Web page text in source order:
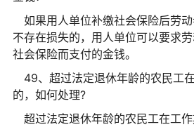
如果用人单位补缴社会保险后劳
不存在损失的，用人单位可以要求
社会保险而支付的金钱。
49、超过法定退休年龄的农民工
的，如何处理?
超过法定退休年龄的农民工在工